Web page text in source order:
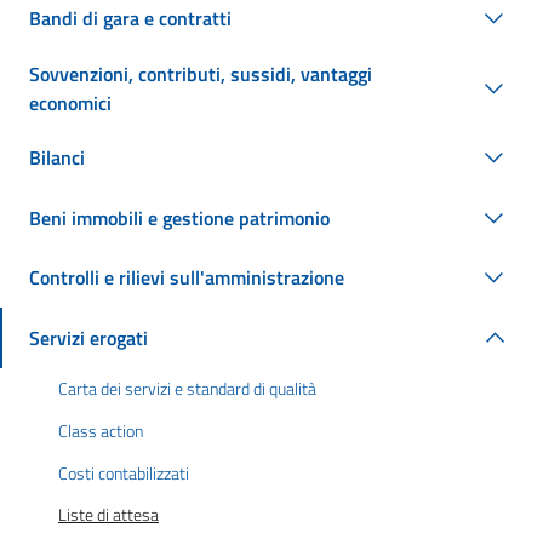
Bandi di gara e contratti
Sovvenzioni, contributi, sussidi, vantaggi
economici
Bilanci
Beni immobili e gestione patrimonio
Controlli e rilievi sull'amministrazione
Servizi erogati
Carta dei servizi e standard di qualità
Class action
Costi contabilizzati
Liste di attesa